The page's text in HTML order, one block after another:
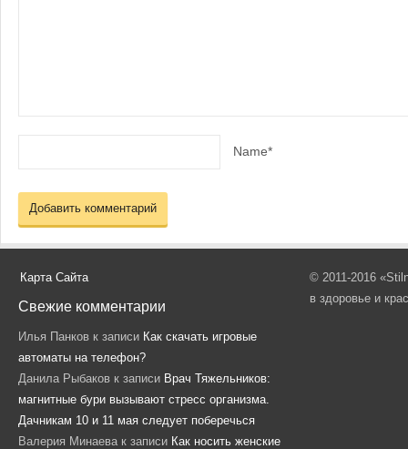
Name*
Карта Сайта
Свежие комментарии
Илья Панков к записи Как скачать игровые
автоматы на телефон?
Данила Рыбаков к записи Врач Тяжельников:
магнитные бури вызывают стресс организма.
Дачникам 10 и 11 мая следует поберечься
Валерия Минаева к записи Как носить женские
© 2011-2016
в здоровье и